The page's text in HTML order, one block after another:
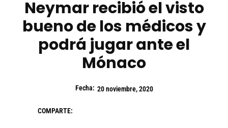
Neymar recibió el visto
bueno de los médicos y
podrá jugar ante el
Mónaco
Fecha: 20 noviembre, 2020
COMPARTE: